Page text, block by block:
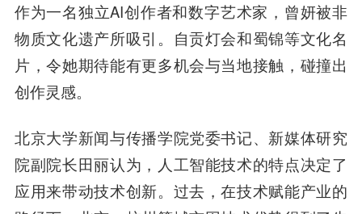
作为一名独立AI创作者和数字艺术家，曾妍被非
物质文化遗产所吸引。自贡灯会和蜀锦等文化名
片，令她期待能有更多机会与当地接触，碰撞出
创作灵感。
北京大学新闻与传播学院党委书记、新媒体研究
院副院长田丽认为，人工智能技术的特点决定了
应用来带动技术创新。过去，在技术赋能产业的